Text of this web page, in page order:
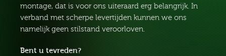
montage, dat is voor ons uiteraard erg belangrijk. In
verband met scherpe levertijden kunnen we ons
namelijk geen stilstand veroorloven.
Bent u tevreden?